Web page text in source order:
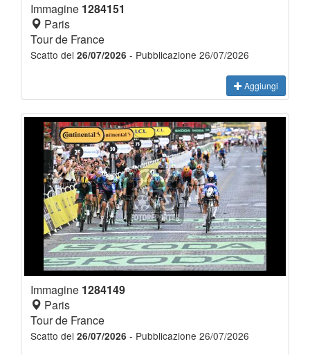
Immagine 1284151
Paris
Tour de France
Scatto del 26/07/2026 - Pubblicazione 26/07/2026
Aggiungi
Immagine 1284149
Paris
Tour de France
Scatto del 26/07/2026 - Pubblicazione 26/07/2026